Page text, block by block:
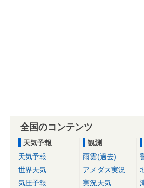
全国のコンテンツ
天気予報
天気予報
世界天気
気圧予報
観測
雨雲(過去)
アメダス実況
実況天気